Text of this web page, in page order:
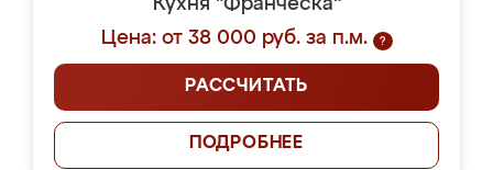
Кухня "Франческа"
Цена: от 38 000 руб. за п.м.
?
РАССЧИТАТЬ
ПОДРОБНЕЕ